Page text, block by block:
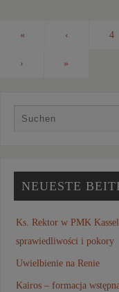
« ‹ 4
› »
NEUESTE
Ks. Rektor w PMK
sprawiedliwości i pokory
Uwielbienie na Renie
Kairos – formacja